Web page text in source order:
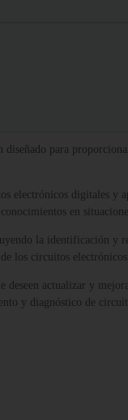
para
electrónicos digitales y
en
la identificación y
los circuitos
actualizar y
y diagnóstico de